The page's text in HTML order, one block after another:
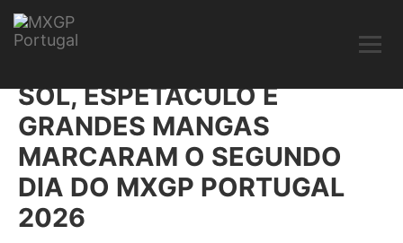
SOL, ESPETÁCULO E
GRANDES MANGAS
MARCARAM O SEGUNDO
DIA DO MXGP PORTUGAL
2026